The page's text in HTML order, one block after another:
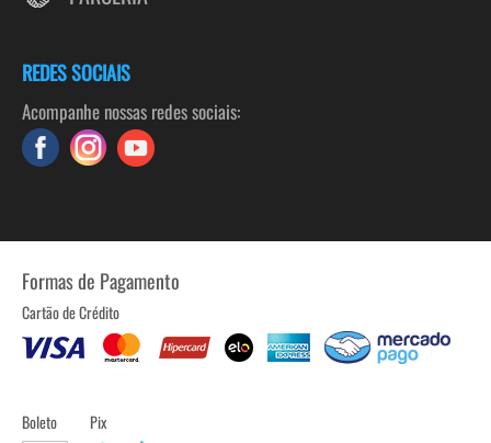
REDES SOCIAIS
Acompanhe nossas redes sociais:
Formas de Pagamento
Cartão de Crédito
Boleto Pix